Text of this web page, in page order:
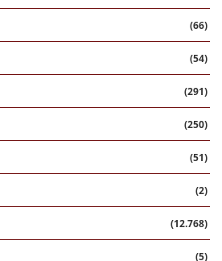
(66)
(54)
(291)
(250)
(51)
(2)
(12.768)
(5)